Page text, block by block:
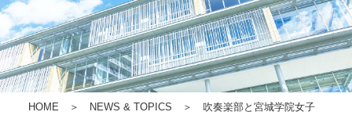
HOME ＞ NEWS & TOPICS ＞ 吹奏楽部と宮城学院女子